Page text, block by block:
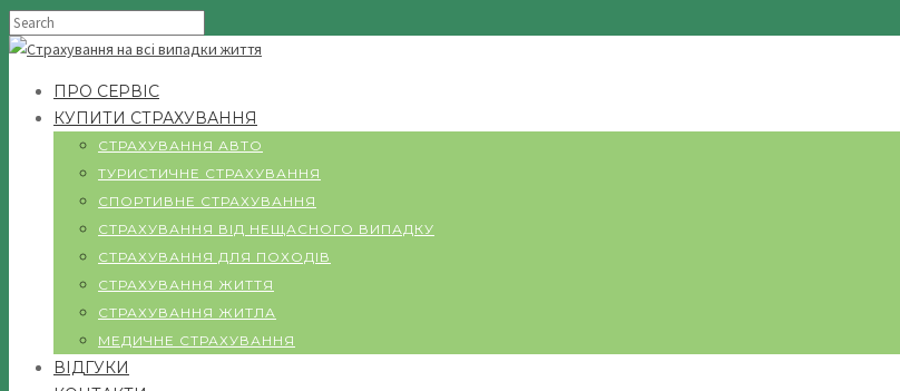
ПРО СЕРВІС
КУПИТИ СТРАХУВАННЯ
СТРАХУВАННЯ АВТО
ТУРИСТИЧНЕ СТРАХУВАННЯ
СПОРТИВНЕ СТРАХУВАННЯ
СТРАХУВАННЯ ВІД НЕЩАСНОГО ВИПАДКУ
СТРАХУВАННЯ ДЛЯ ПОХОДІВ
СТРАХУВАННЯ ЖИТТЯ
СТРАХУВАННЯ ЖИТЛА
МЕДИЧНЕ СТРАХУВАННЯ
ВІДГУКИ